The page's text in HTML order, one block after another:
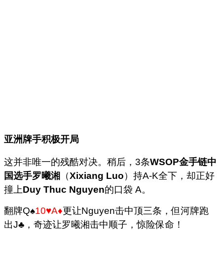
亚洲牌手积极开局
这并非唯一的残酷对决。稍后，3条WSOP金手链中
国选手罗曦湘 （Xixiang Luo）持A-K全下，却正好
撞上Duy Thuc Nguyen的口袋 A。
翻牌Q♠10♥A♦更让Nguyen击中顶三条，但河牌跑
出J♣，奇迹让罗曦湘击中顺子，惊险保命！